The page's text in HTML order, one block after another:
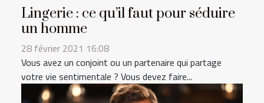
Lingerie : ce qu’il faut pour séduire
un homme
28 février 2021 16:08
Vous avez un conjoint ou un partenaire qui partage
votre vie sentimentale ? Vous devez faire...